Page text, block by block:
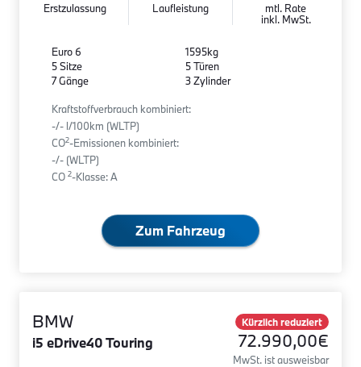
Erstzulassung Laufleistung
mtl. Rate
inkl. MwSt.
Euro 6
5 Sitze
7 Gänge
1595kg
5 Türen
3 Zylinder
Kraftstoffverbrauch kombiniert:
-/- l/100km (WLTP)
CO2-Emissionen kombiniert:
-/- (WLTP)
CO 2-Klasse: A
Zum Fahrzeug
BMW
i5 eDrive40 Touring
Kürzlich reduziert
72.990,00€
MwSt. ist ausweisbar